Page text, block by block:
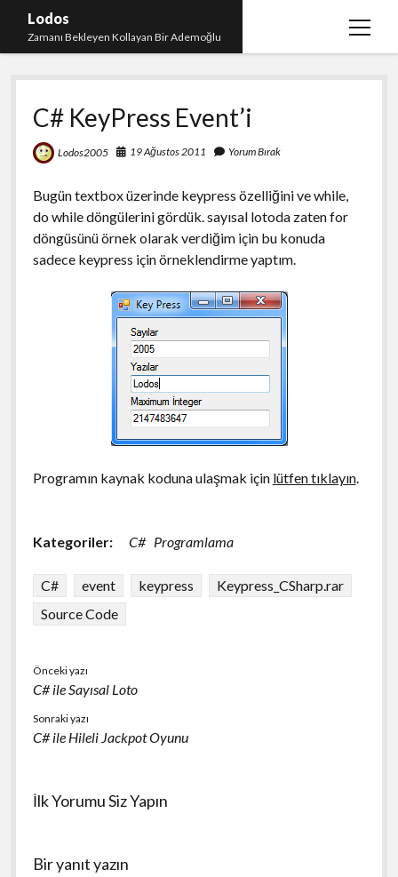
Lodos
Zamanı Bekleyen Kollayan Bir Ademoğlu
menüyü
Teşekkür
test
C# KeyPress Event’i
Lodos2005 19 Ağustos 2011 Yorum Bırak
Bugün textbox üzerinde keypress özelliğini ve while,
do while döngülerini gördük. sayısal lotoda zaten for
döngüsünü örnek olarak verdiğim için bu konuda
sadece keypress için örneklendirme yaptım.
Programın kaynak koduna ulaşmak için lütfen tıklayın.
Kategoriler: C# Programlama
C# event keypress
Keypress_CSharp.rar
Source Code
Önceki yazı
C# ile Sayısal Loto
Sonraki yazı
C# ile Hileli Jackpot Oyunu
İlk Yorumu Siz Yapın
Bir yanıt yazın